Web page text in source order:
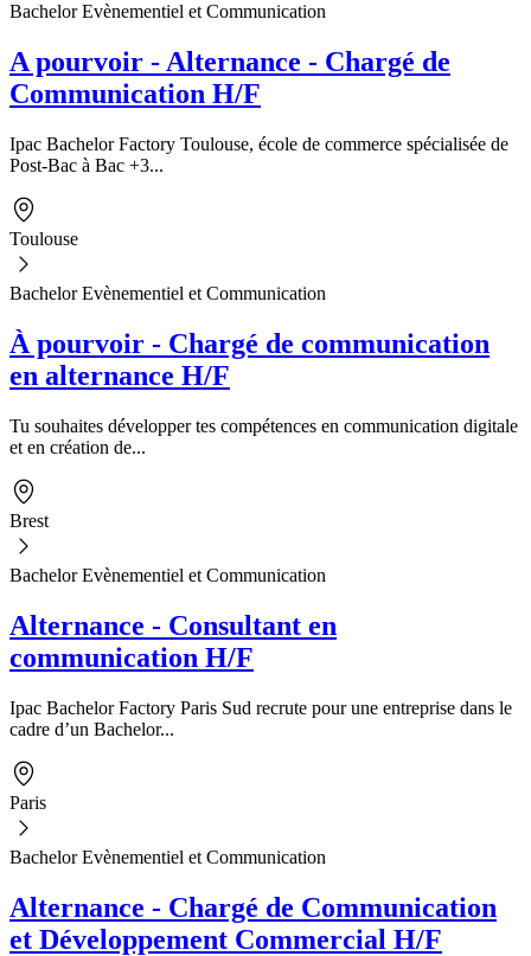
Bachelor Evènementiel et Communication
A pourvoir - Alternance - Chargé de
Communication H/F
Ipac Bachelor Factory Toulouse, école de commerce spécialisée de
Post-Bac à Bac +3...
Toulouse
Bachelor Evènementiel et Communication
À pourvoir - Chargé de communication
en alternance H/F
Tu souhaites développer tes compétences en communication digitale
et en création de...
Brest
Bachelor Evènementiel et Communication
Alternance - Consultant en
communication H/F
Ipac Bachelor Factory Paris Sud recrute pour une entreprise dans le
cadre d’un Bachelor...
Paris
Bachelor Evènementiel et Communication
Alternance - Chargé de Communication
et Développement Commercial H/F